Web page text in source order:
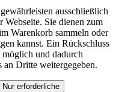
ausschließlich
Webseite. Sie dienen zum
Warenkorb sammeln oder
kannst. Ein Rückschluss
und dadurch
an Dritte weitergegeben.
Nur erforderliche